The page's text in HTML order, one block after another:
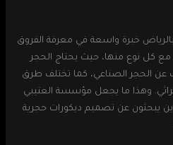
خبرة واسعة في معرفة الفروق
مع كل نوع منها، حيث يحتاج الحجر
عن الحجر الصناعي، كما تختلف طرق
وهذا ما يجعل مؤسسة العتيبي
يبحثون عن تصميم ديكورات حجرية